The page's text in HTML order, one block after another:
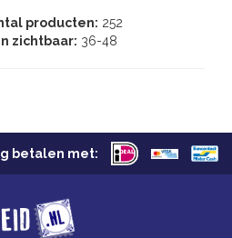
producten: 252
zichtbaar: 36-48
betalen met: